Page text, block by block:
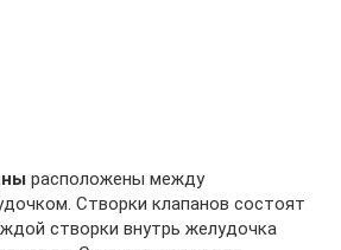
расположены между
Створки клапанов состоят
створки внутрь желудочка